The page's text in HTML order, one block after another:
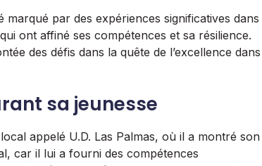
par des expériences significatives dans
ont affiné ses compétences et sa résilience.
des défis dans la quête de l’excellence dans
sa jeunesse
appelé U.D. Las Palmas, où il a montré son
car il lui a fourni des compétences